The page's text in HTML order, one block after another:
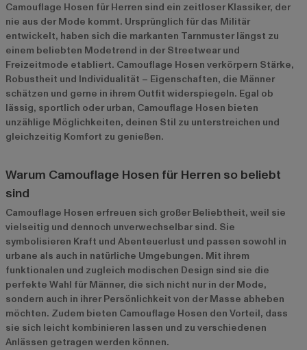
Camouflage Hosen für Herren sind ein zeitloser Klassiker, der
nie aus der Mode kommt. Ursprünglich für das Militär
entwickelt, haben sich die markanten Tarnmuster längst zu
einem beliebten Modetrend in der Streetwear und
Freizeitmode etabliert. Camouflage Hosen verkörpern Stärke,
Robustheit und Individualität – Eigenschaften, die Männer
schätzen und gerne in ihrem Outfit widerspiegeln. Egal ob
lässig, sportlich oder urban, Camouflage Hosen bieten
unzählige Möglichkeiten, deinen Stil zu unterstreichen und
gleichzeitig Komfort zu genießen.
Warum Camouflage Hosen für Herren so beliebt
sind
Camouflage Hosen erfreuen sich großer Beliebtheit, weil sie
vielseitig und dennoch unverwechselbar sind. Sie
symbolisieren Kraft und Abenteuerlust und passen sowohl in
urbane als auch in natürliche Umgebungen. Mit ihrem
funktionalen und zugleich modischen Design sind sie die
perfekte Wahl für Männer, die sich nicht nur in der Mode,
sondern auch in ihrer Persönlichkeit von der Masse abheben
möchten. Zudem bieten Camouflage Hosen den Vorteil, dass
sie sich leicht kombinieren lassen und zu verschiedenen
Anlässen getragen werden können.